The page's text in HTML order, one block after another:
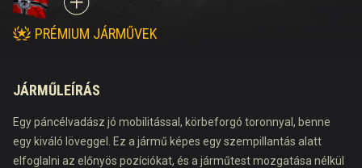
PRÉMIUM JÁRMŰVEK
JÁRMŰLEÍRÁS
Egy páncélvadász jó mobilitással, körbeforgó toronnyal, benne
egy kiváló löveggel. Ez a jármű képes egy szempillantás alatt
elfoglalni az előnyös pozíciókat, és a járműtest mozgatása nélkül